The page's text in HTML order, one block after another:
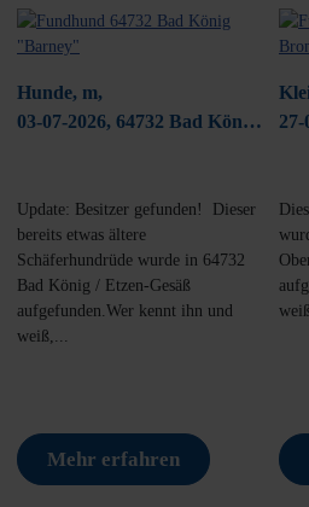
Hunde, m,
03-07-2026, 64732 Bad König/
Update: Besitzer gefunden! Dieser
bereits etwas ältere
Schäferhundrüde wurde in 64732
Bad König / Etzen-Gesäß
aufgefunden.Wer kennt ihn und
weiß,...
Mehr erfahren
27-